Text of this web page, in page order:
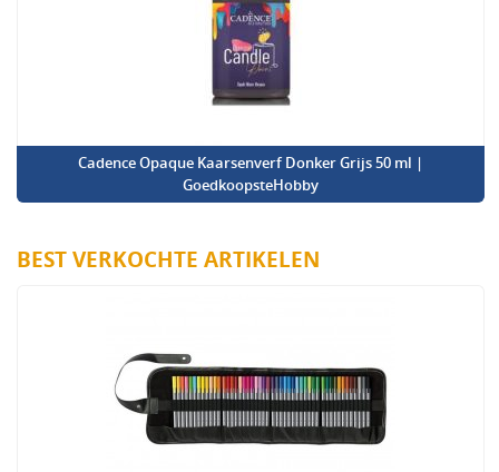
Cadence Opaque Kaarsenverf Donker Grijs 50 ml |
GoedkoopsteHobby
BEST VERKOCHTE ARTIKELEN